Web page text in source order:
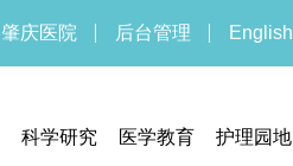
肇庆医院 后台管理 English
科学研究 医学教育 护理园地